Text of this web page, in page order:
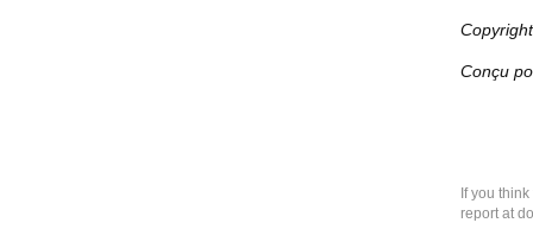
Conçu
If you
report at